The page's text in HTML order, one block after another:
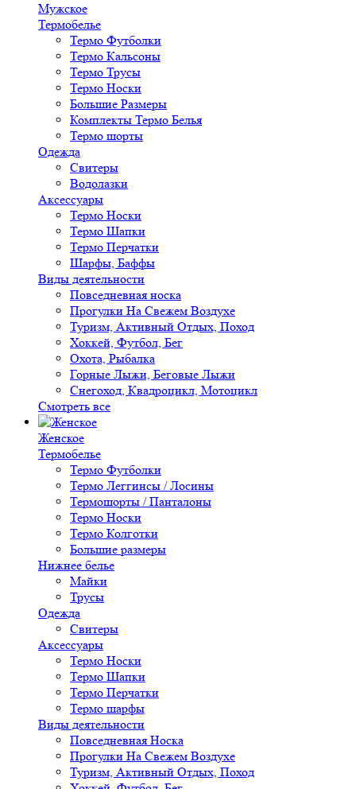
Мужское
Термобелье
Термо Футболки
Термо Кальсоны
Термо Трусы
Термо Носки
Большие Размеры
Комплекты Термо Белья
Термо шорты
Одежда
Свитеры
Водолазки
Аксессуары
Термо Носки
Термо Шапки
Термо Перчатки
Шарфы, Баффы
Виды деятельности
Повседневная носка
Прогулки На Свежем Воздухе
Туризм, Активный Отдых, Поход
Хоккей, Футбол, Бег
Охота, Рыбалка
Горные Лыжи, Беговые Лыжи
Снегоход, Квадроцикл, Мотоцикл
Смотреть все
Женское
Термобелье
Термо Футболки
Термо Леггинсы / Лосины
Термошорты / Панталоны
Термо Носки
Термо Колготки
Большие размеры
Нижнее белье
Майки
Трусы
Одежда
Свитеры
Аксессуары
Термо Носки
Термо Шапки
Термо Перчатки
Термо шарфы
Виды деятельности
Повседневная Носка
Прогулки На Свежем Воздухе
Туризм, Активный Отдых, Поход